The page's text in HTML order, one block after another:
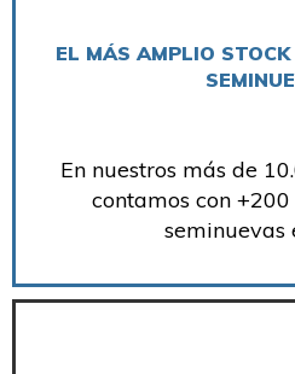
EL MÁS AMPLIO
En nuestros más de
contamos con
seminuevas